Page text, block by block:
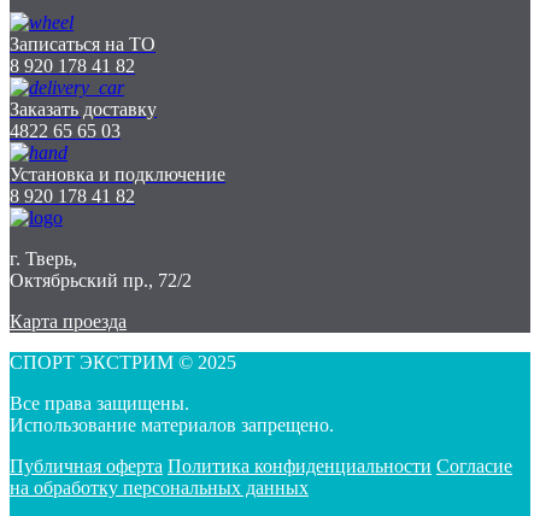
Записаться на ТО
8 920 178 41 82
Заказать доставку
4822 65 65 03
Установка и подключение
8 920 178 41 82
г. Тверь,
Октябрьский пр., 72/2
Карта проезда
СПОРТ ЭКСТРИМ © 2025
Все права защищены.
Использование материалов запрещено.
Публичная оферта Политика конфиденциальности Согласие
на обработку персональных данных